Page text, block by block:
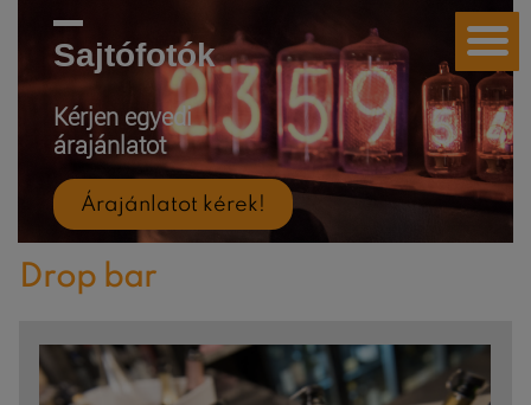
Sajtófotók
Kérjen egyedi
árajánlatot
Árajánlatot kérek!
Drop bar